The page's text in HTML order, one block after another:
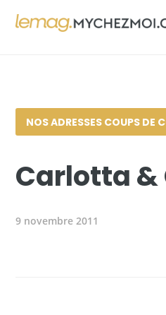
NOS ADRESSES COUPS DE
Carlotta &
9 novembre 2011